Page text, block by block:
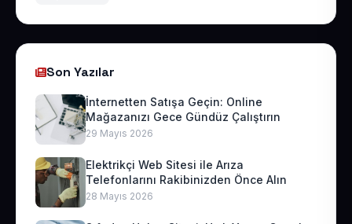
Son Yazılar
İnternetten Satışa Geçin: Online
Mağazanızı Gece Gündüz Çalıştırın
29 Mayıs 2026
Elektrikçi Web Sitesi ile Arıza
Telefonlarını Rakibinizden Önce Alın
28 Mayıs 2026